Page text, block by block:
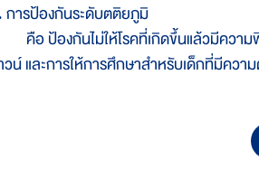
การป้องกันระดับตติยภูมิ
คือ ป้องกันไม่ให้โรคที่เกิดขึ้นแล้วมีความ
วน์ และการให้การศึกษาสำหรับเด็กที่มีควา